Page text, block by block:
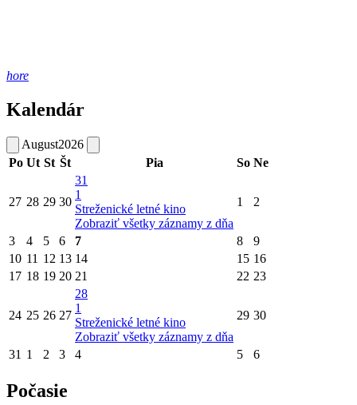
hore
Kalendár
August2026
Po Ut St Št Pia So Ne
27 28 29 30
31
1
Streženické letné kino
Zobraziť všetky záznamy z dňa
1 2
3 4 5 6 7 8
9
10 11 12 13 14 15 16
17 18 19 20 21 22 23
24 25 26 27
28
1
Streženické letné kino
Zobraziť všetky záznamy z dňa
29 30
31 1 2 3 4 5 6
Počasie